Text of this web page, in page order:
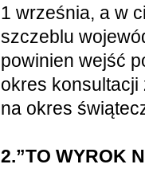
1 września, a w
szczeblu
powinien wejść
okres konsultacji
na okres
2.”TO WYROK